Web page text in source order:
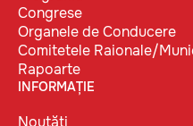
Congrese
Organele de Conducere
Comitetele Raionale/
Rapoarte
INFORMAȚIE
Noutăți